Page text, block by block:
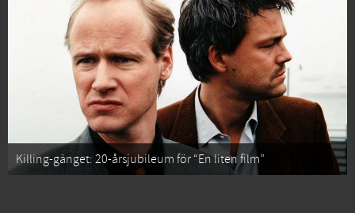
Killing-gänget: 20-årsjubileum för “En liten film”